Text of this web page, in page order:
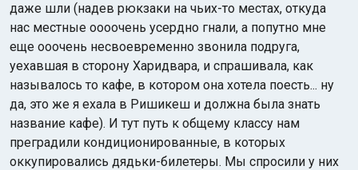
даже шли (надев рюкзаки на чьих-то местах, откуда
нас местные оооочень усердно гнали, а попутно мне
еще ооочень несвоевременно звонила подруга,
уехавшая в сторону Харидвара, и спрашивала, как
называлось то кафе, в котором она хотела поесть... ну
да, это же я ехала в Ришикеш и должна была знать
название кафе). И тут путь к общему классу нам
преградили кондиционированные, в которых
оккупировались дядьки-билетеры. Мы спросили у них